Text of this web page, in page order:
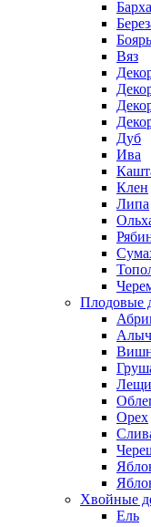
Вяз
Дуб
Ива
Клен
Липа
Плодовые
Орех
Хвойные
Ель